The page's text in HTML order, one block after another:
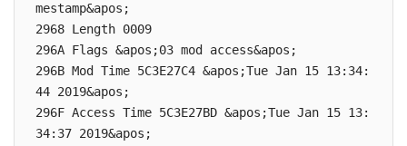
mestamp&apos;
2968 Length 0009
296A Flags &apos;03 mod access&apos;
296B Mod Time 5C3E27C4 &apos;Tue Jan 15 13:34:
44 2019&apos;
296F Access Time 5C3E27BD &apos;Tue Jan 15 13:
34:37 2019&apos;